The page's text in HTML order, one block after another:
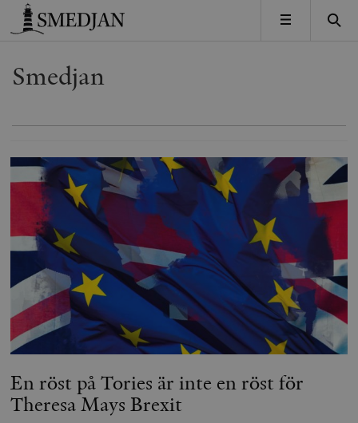
Timbro
MENY
Smedjan
En röst på Tories är inte en röst för
Theresa Mays Brexit